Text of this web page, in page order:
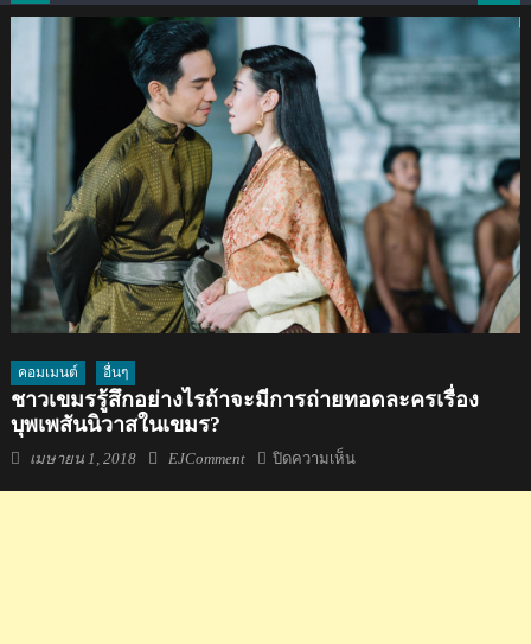
คอมเมนต์ อื่นๆ
ชาวเขมรรู้สึกอย่างไรถ้าจะมีการถ่ายทอดละครเรื่อง
บุพเพสันนิวาสในเขมร?
Posted
เมษายน 1, 2018 Author
EJComment ปิดความเห็นบน